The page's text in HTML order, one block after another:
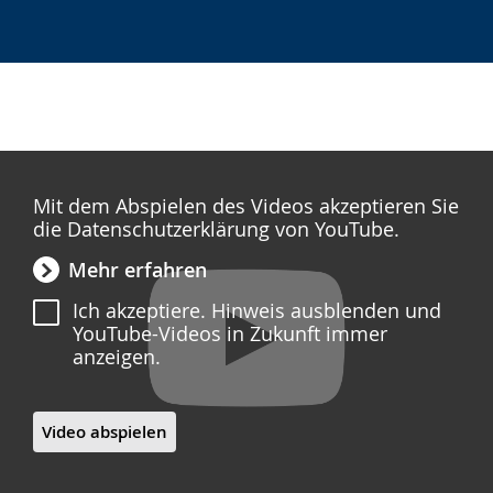
Mit dem Abspielen des Videos akzeptieren Sie
die Datenschutzerklärung von YouTube.
Mehr erfahren
Ich akzeptiere. Hinweis ausblenden und
YouTube-Videos in Zukunft immer
anzeigen.
Video abspielen